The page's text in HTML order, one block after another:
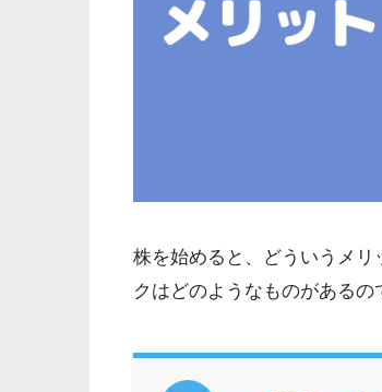
株を始めると、どういうメ
クはどのようなものがあるの